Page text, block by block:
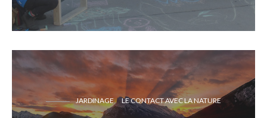
JARDINAGE LE CONTACT AVEC LA NATURE